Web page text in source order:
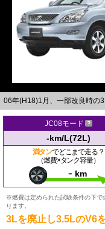
06年(H18)1月、一部改良時の
JC08モード
-km/L(72L)
満タンでどこまで走る？
（燃費×タンク容量）
- km
※燃費は定められた試験条件の下で
ります。
3Lを廃止し3.5LのV6